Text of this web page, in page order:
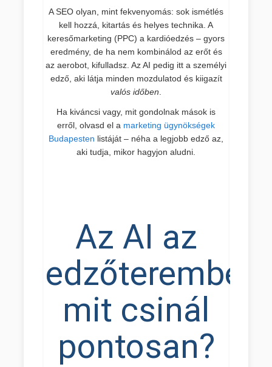
A SEO olyan, mint fekvenyomás: sok ismétlés
kell hozzá, kitartás és helyes technika. A
keresőmarketing (PPC) a kardióedzés – gyors
eredmény, de ha nem kombinálod az erőt és
az aerobot, kifulladsz. Az AI pedig itt a személyi
edző, aki látja minden mozdulatod és kiigazít
valós időben
Ha kiváncsi vagy, mit gondolnak mások is
erről, olvasd el a marketing ügynökségek
Budapesten listáját – néha a legjobb edző az,
aki tudja, mikor hagyjon aludni.
Az AI az
edzőteremben:
mit csinál
pontosan?